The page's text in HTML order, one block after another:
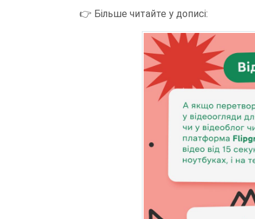
👉 Більше читайте у дописі: